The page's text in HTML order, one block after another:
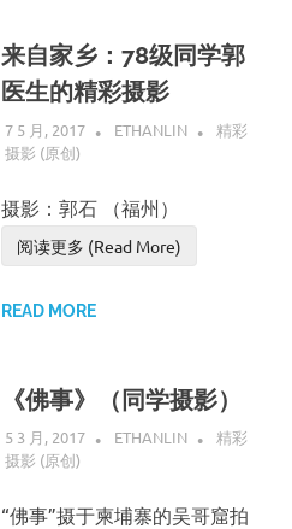
来自家乡：78级同学郭
医生的精彩摄影
7 5 月, 2017 ETHANLIN
精彩
摄影 (原创)
摄影：郭石 （福州）
阅读更多 (Read More)
READ MORE
《佛事》（同学摄影）
5 3 月, 2017 ETHANLIN
精彩
摄影 (原创)
“佛事”摄于柬埔寨的吴哥窟拍